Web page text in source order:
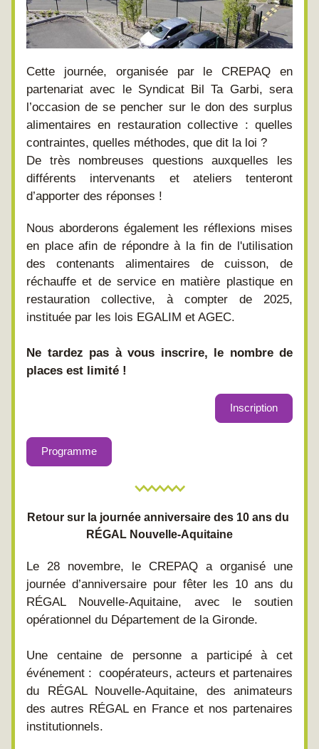
Cette journée, organisée par le CREPAQ en
partenariat avec le Syndicat Bil Ta Garbi, sera
l’occasion de se pencher sur le don des surplus
alimentaires en restauration collective : quelles
contraintes, quelles méthodes, que dit la loi ?
De très nombreuses questions auxquelles les
différents intervenants et ateliers tenteront
d’apporter des réponses !
Nous aborderons également les réflexions mises
en place afin de répondre à la fin de l'utilisation
des contenants alimentaires de cuisson, de
réchauffe et de service en matière plastique en
restauration collective, à compter de 2025,
instituée par les lois EGALIM et AGEC.
Ne tardez pas à vous inscrire, le nombre de
places est limité !
Inscription
Programme
Retour sur la journée anniversaire des 10 ans du
RÉGAL Nouvelle-Aquitaine
Le 28 novembre, le CREPAQ a organisé une
journée d’anniversaire pour fêter les 10 ans du
RÉGAL Nouvelle-Aquitaine, avec le soutien
opérationnel du Département de la Gironde.
Une centaine de personne a participé à cet
événement :  coopérateurs, acteurs et partenaires
du RÉGAL Nouvelle-Aquitaine, des animateurs
des autres RÉGAL en France et nos partenaires
institutionnels.